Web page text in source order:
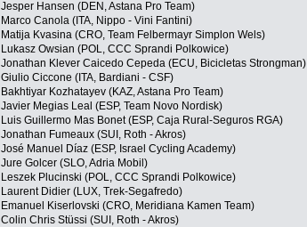
Jesper Hansen (DEN, Astana Pro Team)
Marco Canola (ITA, Nippo - Vini Fantini)
Matija Kvasina (CRO, Team Felbermayr Simplon Wels)
Lukasz Owsian (POL, CCC Sprandi Polkowice)
Jonathan Klever Caicedo Cepeda (ECU, Bicicletas Strongman)
Giulio Ciccone (ITA, Bardiani - CSF)
Bakhtiyar Kozhatayev (KAZ, Astana Pro Team)
Javier Megias Leal (ESP, Team Novo Nordisk)
Luis Guillermo Mas Bonet (ESP, Caja Rural-Seguros RGA)
Jonathan Fumeaux (SUI, Roth - Akros)
José Manuel Díaz (ESP, Israel Cycling Academy)
Jure Golcer (SLO, Adria Mobil)
Leszek Plucinski (POL, CCC Sprandi Polkowice)
Laurent Didier (LUX, Trek-Segafredo)
Emanuel Kiserlovski (CRO, Meridiana Kamen Team)
Colin Chris Stüssi (SUI, Roth - Akros)